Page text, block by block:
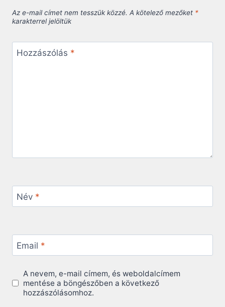
Az e-mail címet nem tesszük közzé. A kötelező mezőket *
karakterrel jelöltük
Hozzászólás *
Név *
Email *
A nevem, e-mail címem, és weboldalcímem
mentése a böngészőben a következő
hozzászólásomhoz.